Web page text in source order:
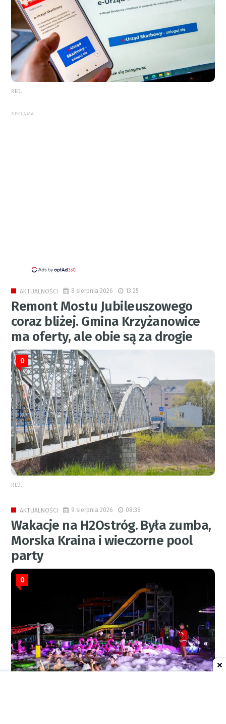
RED.
REKLAMA
AKTUALNOŚCI 8 sierpnia 2026 13:25
Remont Mostu Jubileuszowego
coraz bliżej. Gmina Krzyżanowice
ma oferty, ale obie są za drogie
0
RED.
AKTUALNOŚCI 9 sierpnia 2026 08:36
Wakacje na H2Ostróg. Była zumba,
Morska Kraina i wieczorne pool
party
0